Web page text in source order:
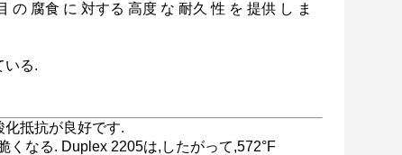
の 腐食 に 対する 高度 な 耐久 性 を 提供 し ま
いる.
抵抗が良好です.
くなる. Duplex 2205は,したがって,572°F